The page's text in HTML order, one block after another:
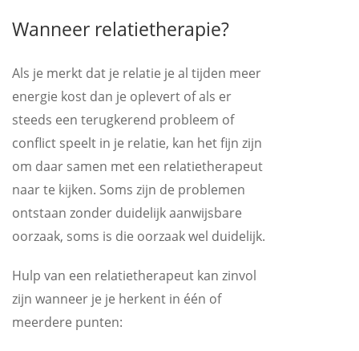
Wanneer relatietherapie?
Als je merkt dat je relatie je al tijden meer
energie kost dan je oplevert of als er
steeds een terugkerend probleem of
conflict speelt in je relatie, kan het fijn zijn
om daar samen met een relatietherapeut
naar te kijken. Soms zijn de problemen
ontstaan zonder duidelijk aanwijsbare
oorzaak, soms is die oorzaak wel duidelijk.
Hulp van een relatietherapeut kan zinvol
zijn wanneer je je herkent in één of
meerdere punten: